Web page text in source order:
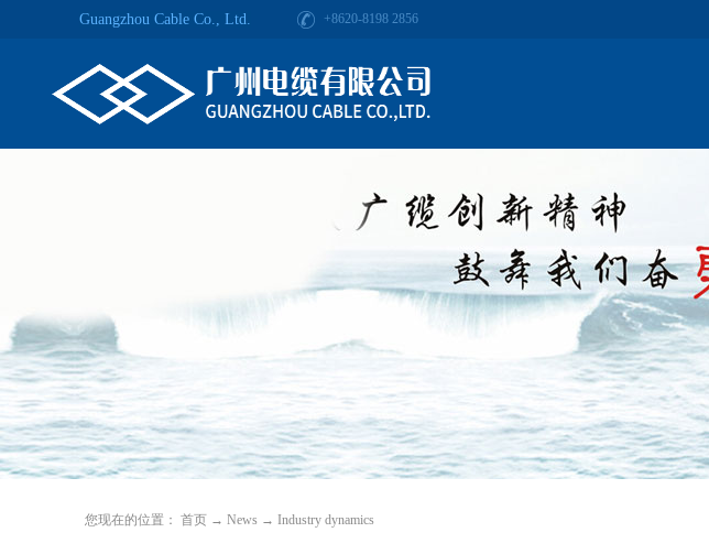
Guangzhou Cable Co., Ltd. +8620-8198 2856
您现在的位置： 首页 → News → Industry dynamics